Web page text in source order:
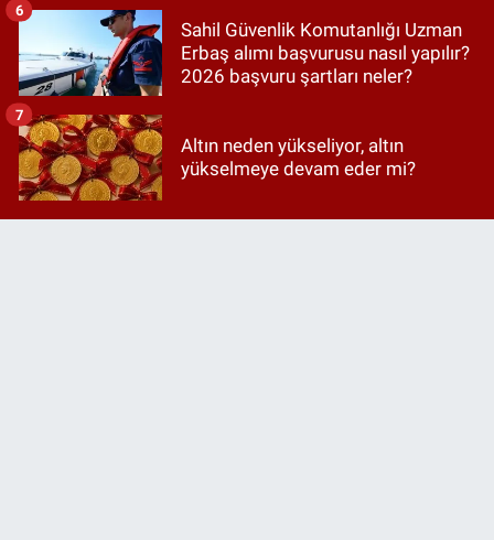
Sahil Güvenlik Komutanlığı Uzman
Erbaş alımı başvurusu nasıl yapılır?
2026 başvuru şartları neler?
6
Altın neden yükseliyor, altın
yükselmeye devam eder mi?
7